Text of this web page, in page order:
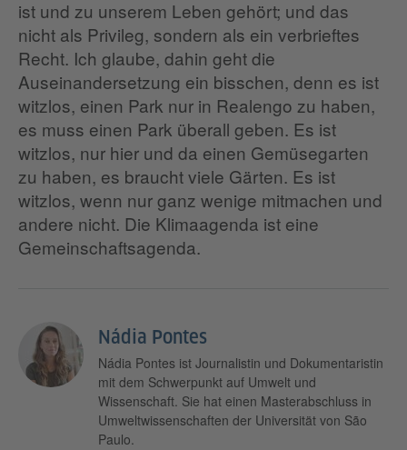
ist und zu unserem Leben gehört; und das
nicht als Privileg, sondern als ein verbrieftes
Recht. Ich glaube, dahin geht die
Auseinandersetzung ein bisschen, denn es ist
witzlos, einen Park nur in Realengo zu haben,
es muss einen Park überall geben. Es ist
witzlos, nur hier und da einen Gemüsegarten
zu haben, es braucht viele Gärten. Es ist
witzlos, wenn nur ganz wenige mitmachen und
andere nicht. Die Klimaagenda ist eine
Gemeinschaftsagenda.
Nádia Pontes
Nádia Pontes ist Journalistin und Dokumentaristin
mit dem Schwerpunkt auf Umwelt und
Wissenschaft. Sie hat einen Masterabschluss in
Umweltwissenschaften der Universität von São
Paulo.